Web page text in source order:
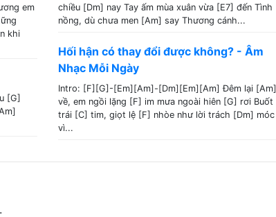
em
khi
[G]
chiều [Dm] nay Tay ấm mùa xuân vừa [E7] đến Tình
nồng, dù chưa men [Am] say Thương cánh...
Hối hận có thay đổi được không? - Âm
Nhạc Mỗi Ngày
Intro: [F][G]-[Em][Am]-[Dm][Em][Am] Đêm lại [Am]
về, em ngồi lặng [F] im mưa ngoài hiên [G] rơi Buốt
trái [C] tim, giọt lệ [F] nhòe như lời trách [Dm] móc
vì...